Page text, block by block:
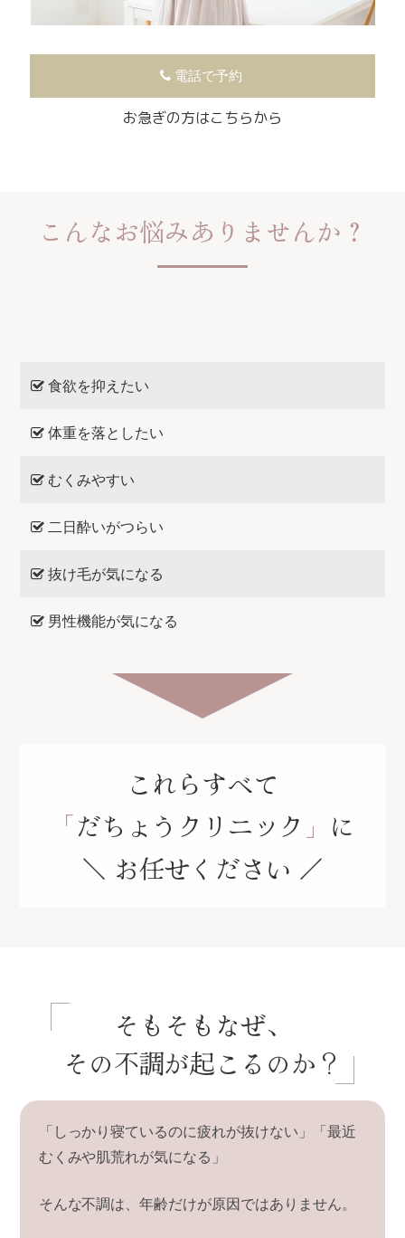
電話で予約
お急ぎの方はこちらから
こんなお悩みありませんか？
食欲を抑えたい
体重を落としたい
むくみやすい
二日酔いがつらい
抜け毛が気になる
男性機能が気になる
これらすべて
「だちょうクリニック 」 に
＼ お任せください ／
そもそもなぜ、
その不調が起こるのか？
「しっかり寝ているのに疲れが抜けない」
「最近
むくみや肌荒れが気になる」
そんな不調は、年齢だけが原因ではありません。